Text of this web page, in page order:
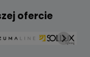
ofercie